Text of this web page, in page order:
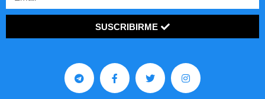
Comunistas no son bienvenidos en
SUSCRIBIRME